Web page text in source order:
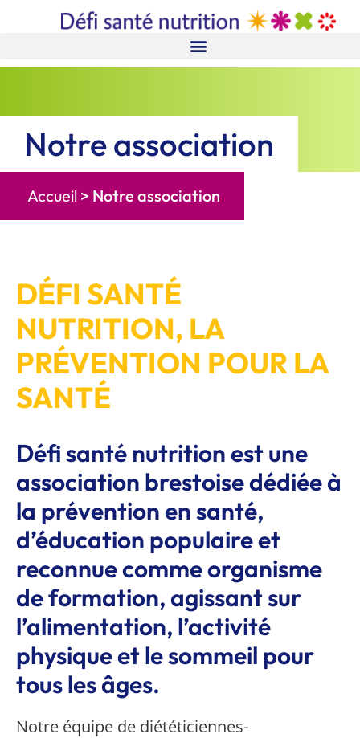
Notre association
Accueil > Notre association
DÉFI SANTÉ
NUTRITION, LA
PRÉVENTION POUR LA
SANTÉ
Défi santé nutrition est une
association brestoise dédiée à
la prévention en santé,
d’éducation populaire et
reconnue comme organisme
de formation, agissant sur
l’alimentation, l’activité
physique et le sommeil pour
tous les âges.
Notre équipe de diététiciennes-